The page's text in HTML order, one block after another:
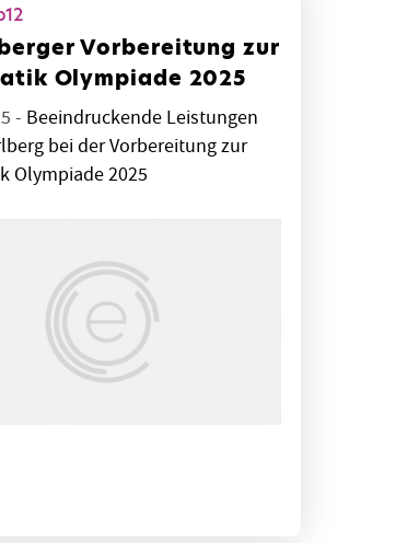
Vorbereitung zur
Olympiade 2025
- Beeindruckende Leistungen
bei der Vorbereitung zur
Olympiade 2025